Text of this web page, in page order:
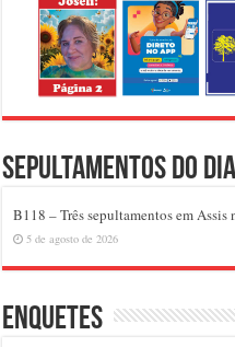
Sepultamentos do dia
B118 – Três sepultamentos em Assis
5 de agosto de 2026
Enquetes